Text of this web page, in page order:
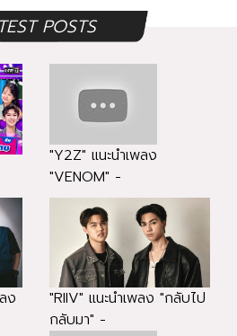
POSTS
"Y2Z" แนะนำเพลง
"VENOM" -
ง
"RIIV" แนะนำเพลง "กลับไป
กลับมา" -